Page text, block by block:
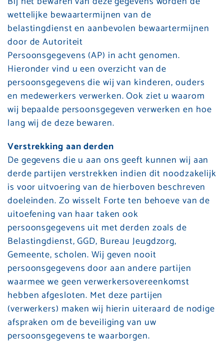
wettelijke bewaartermijnen van de
belastingdienst en aanbevolen bewaartermijnen
door de Autoriteit
Persoonsgegevens (AP) in acht genomen.
Hieronder vind u een overzicht van de
persoonsgegevens die wij van kinderen, ouders
en medewerkers verwerken. Ook ziet u waarom
wij bepaalde persoonsgegeven verwerken en hoe
lang wij de deze bewaren.
Verstrekking aan derden
De gegevens die u aan ons geeft kunnen wij aan
derde partijen verstrekken indien dit noodzakelijk
is voor uitvoering van de hierboven beschreven
doeleinden. Zo wisselt Forte ten behoeve van de
uitoefening van haar taken ook
persoonsgegevens uit met derden zoals de
Belastingdienst, GGD, Bureau Jeugdzorg,
Gemeente, scholen. Wij geven nooit
persoonsgegevens door aan andere partijen
waarmee we geen verwerkersovereenkomst
hebben afgesloten. Met deze partijen
(verwerkers) maken wij hierin uiteraard de nodige
afspraken om de beveiliging van uw
persoonsgegevens te waarborgen.